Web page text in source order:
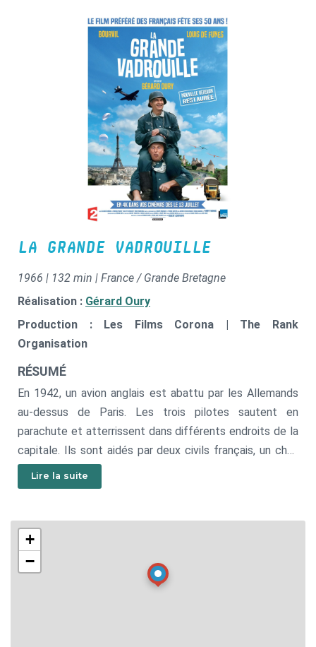
LA GRANDE VADROUILLE
1966 | 132 min | France / Grande Bretagne
Réalisation : Gérard Oury
Production : Les Films Corona | The Rank
Organisation
RÉSUMÉ
En 1942, un avion anglais est abattu par les Allemands
au-dessus de Paris. Les trois pilotes sautent en
parachute et atterrissent dans différents endroits de la
capitale. Ils sont aidés par deux civils français, un chef
d'orchestre et un peintre en bâtiment qui acceptent de
les mener en zone libre; ils deviennent ainsi, malgré eux,
Lire la suite
+
−